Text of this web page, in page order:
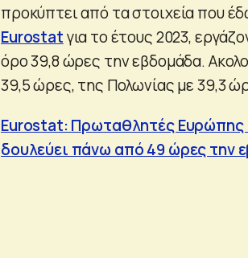
προκύπτει από τα στοιχεία που
Eurostatγια το έτους 2023,
όρο 39,8 ώρες την εβδομάδα.
39,5 ώρες, της Πολωνίας με 39,3
Eurostat: Πρωταθλητές Ευρώπης
δουλεύει πάνω από 49 ώρες την